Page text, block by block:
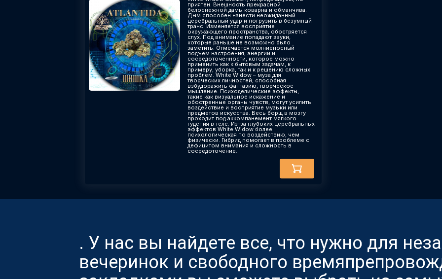
приятен. Внешность прекрасной
белоснежной дамы коварна и обманчива.
Дым способен нанести неожиданный
церебральный удар и погрузить в безумный
транс. Изменяется восприятие
окружающего пространства, обостряется
слух. Под внимание попадают звуки,
которые раньше не возможно было
заметить. Отмечается молниеносный
подъем настроения, энергии и
сосредоточенности, которое можно
применить как к бытовым задачам, к
примеру, уборка, так и к решению сложных
проблем. White Widow – муза для
творческих личностей, способная
взбудоражить фантазию, творческое
мышление. Психоделические эффекты,
такие как визуальное искажение и
обостренные органы чувств, могут усилить
воздействие и восприятие музыки или
предметов искусства. Весь борщ в мозгу
проходит под аккомпанемент мягкого
гудения в теле. Из-за глубоких церебральных
эффектов White Widow более
психологическая по воздействию, чем
физически. Гибрид помогает в проблеме с
дефицитом внимания и сложность в
сосредоточение.
. У нас вы найдете все, что нужно для
вечеринок и свободного